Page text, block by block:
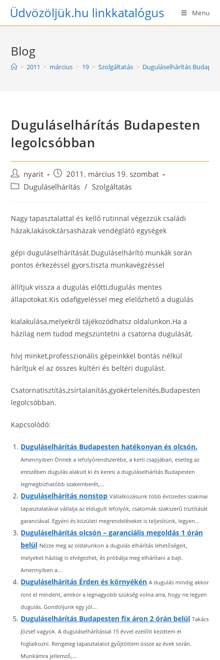
SkipÜdvözöljük.hu linkkatalógus Menu
Blog
> 2011 > március > 19 > Szolgáltatás > Duguláselhárítás
Duguláselhárítás Budapesten
legolcsóbban
Post
author:
nyarit
Post
published:
2011. március 19. szombat
PostDuguláselhárítás / Szolgáltatás
Nagy tapasztalattal és kellő rutinnal végezzük családi
házak,lakások,társasházak vendéglátó egységek
gépi duguláselhárítását.Duguláselhárító munkák során
pontos érkezéssel gyors,tiszta munkavégzéssel
állítjuk vissza a dugulás előtti,dugulás mentes
állapotokat.Kis odafigyeléssel meg elelőzhető a dugulás
kialakulása,melyekről tájékozódhatsz oldalunkon.Ha a
házilag nem tudod megszüntetni a csatorna dugulását,
hívj minket,professzionális gépeinkkel bontás nélkül
hárítjuk el az összes kültéri és beltéri dugulást.
Csatornatisztítás,zsírtalanítás,gyökértelenítés,Budapesten
legolcsóbban.
Kapcsolódó:
Duguláselhárítás Budapesten hatékonyan és olcsón.
Amennyiben Önnek a lefolyórendszerébe, a kerti csapjában, esetleg az
ereszében dugulás alakult ki és keresi a duguláselhárítás Budapesten
legmegbízhatóbb szakemberét,...
Duguláselhárítás nonstop Vállalkozásunk több évtizedes szakmai
tapasztalatával vállalja az eldugult lefolyók, csatornák szakszerű tisztítását
garanciával. Egyéni és közületi megrendeléseket is teljesítünk, legyen...
Duguláselhárítás olcsón – garanciális megoldás 1 órán
belül Nézze meg az oldalunkon a dugulás elhárítás lehetőségeit,
melyeket házilag is elvégezhet, és próbálja meg elhárítani a bajt.
Amennyiben a...
Duguláselhárítás Érden és környékén A dugulás mindig akkor
ront el mindent, amikor a legnagyobb szükség volna arra, hogy ne legyen
dugulás. Gondoljunk egy jól...
Duguláselhárítás Budapesten fix áron 2 órán belül Takács
József vagyok. A duguláselhárítással 15 évvel ezelőtt kezdtem el
foglalkozni. Rengeteg tapasztalatot gyűjtöttem össze az évek során.
Munkámra jellemző,...